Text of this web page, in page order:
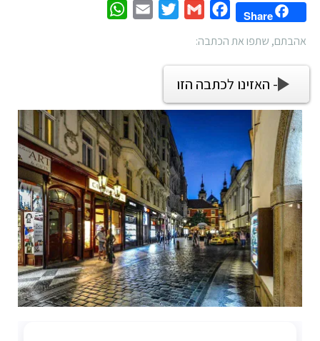
Share
Facebook
Gmail
Twitter
Email
אהבתם, שתפו את הכתבה:
- האזינו לכתבה הזו